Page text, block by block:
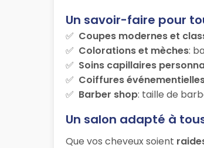
Un savoir-faire pour
Coupes modernes et
Colorations et mèches:
Soins capillaires
Coiffures
Barber shop: taille de
Un salon adapté à
Que vos cheveux soient